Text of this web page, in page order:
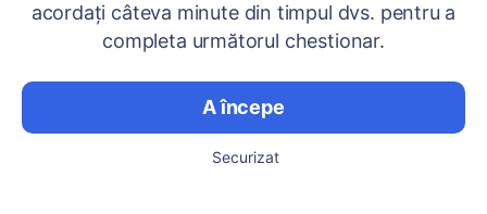
acordați câteva minute din timpul dvs. pentru a
completa următorul chestionar.
A începe
Securizat